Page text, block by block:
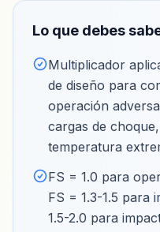
Lo que debes
Multiplicador
de diseño para
operación
cargas de
temperatura
FS = 1.0 para
FS = 1.3-1.5 para
1.5-2.0 para